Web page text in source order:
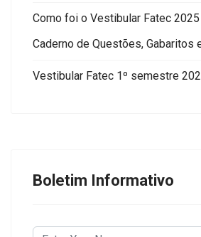
Como foi o Vestibular Fatec
Caderno de Questões, Gabaritos
Vestibular Fatec 1º semestre
Boletim Informativo